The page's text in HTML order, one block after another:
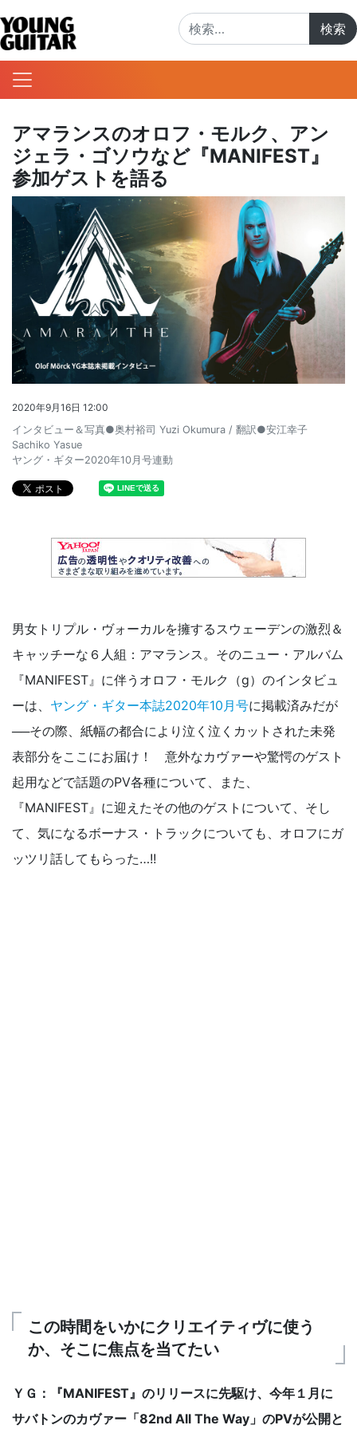
アマランスのオロフ・モルク、アン
ジェラ・ゴソウなど『MANIFEST』
参加ゲストを語る
2020年9月16日 12:00
インタビュー＆写真●奥村裕司 Yuzi Okumura / 翻訳●安江幸子
Sachiko Yasue
ヤング・ギター2020年10月号連動
男女トリプル・ヴォーカルを擁するスウェーデンの激烈＆
キャッチーな６人組：アマランス。そのニュー・アルバム
『MANIFEST』に伴うオロフ・モルク（g）のインタビュ
ーは、 ヤング・ギター本誌2020年10月号に掲載済みだが
──その際、紙幅の都合により泣く泣くカットされた未発
表部分をここにお届け！ 意外なカヴァーや驚愕のゲスト
起用などで話題のPV各種について、また、
『MANIFEST』に迎えたその他のゲストについて、そし
て、気になるボーナス・トラックについても、オロフにガ
ッツリ話してもらった…!!
この時間をいかにクリエイティヴに使う
か、そこに焦点を当てたい
ＹＧ：『MANIFEST』のリリースに先駆け、今年１月に
サバトンのカヴァー「82nd All The Way」のPVが公開と